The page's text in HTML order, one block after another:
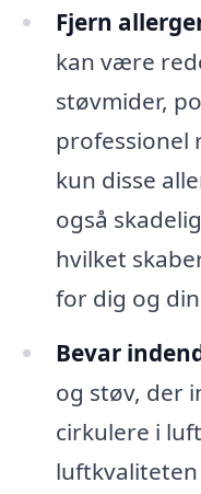
Fjern
kan være
støvmider,
professionel
kun disse
også
hvilket
for dig og
Bevar
og støv, der
cirkulere i
luftkvaliteten